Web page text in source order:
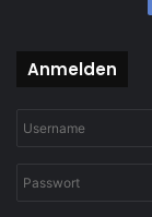
Anmelden